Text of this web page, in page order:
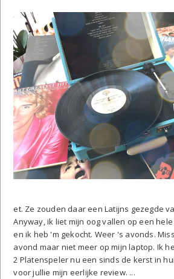
et. Ze zouden daar een Latijns gezegde
Anyway, ik liet mijn oog vallen op een
en ik heb 'm gekocht. Weer 's avonds.
avond maar niet meer op mijn laptop. Ik
2 Platenspeler nu een sinds de kerst in
voor jullie mijn eerlijke review. ...